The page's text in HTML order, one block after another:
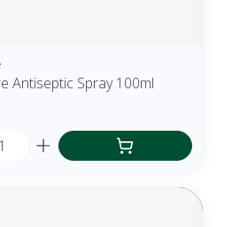
Antiseptic Spray 100ml